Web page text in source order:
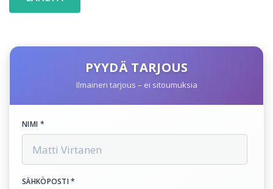
PYYDÄ TARJOUS
Ilmainen tarjous – ei sitoumuksia
NIMI *
SÄHKÖPOSTI *